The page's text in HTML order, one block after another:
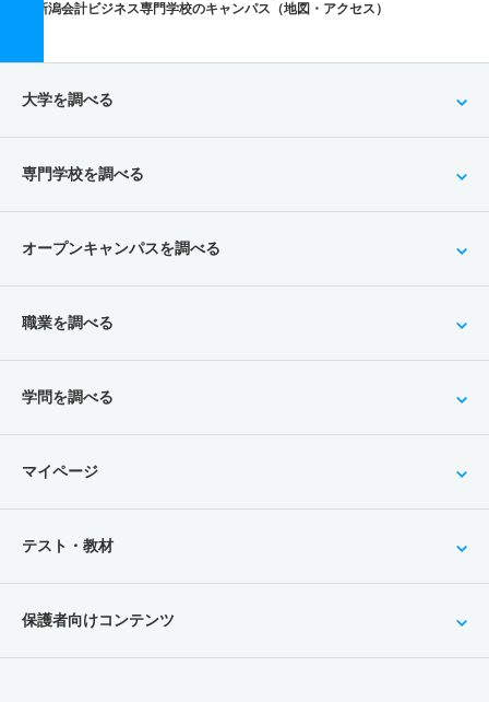
新潟会計ビジネス専門学校のキャンパス（地図・アクセス）
大学を調べる
専門学校を調べる
オープンキャンパスを調べる
職業を調べる
学問を調べる
マイページ
テスト・教材
保護者向けコンテンツ